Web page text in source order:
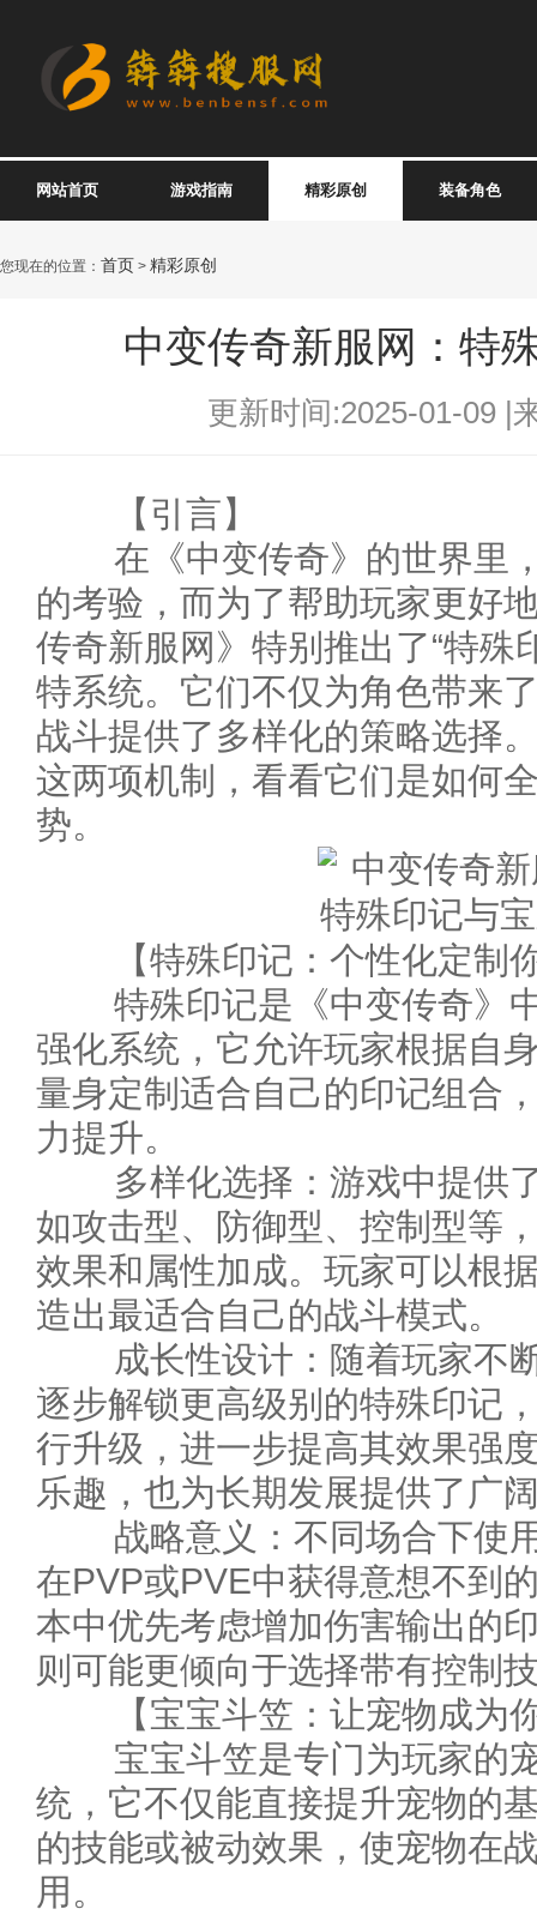
网站首页 游戏指南 精彩原创 装备角色
您现在的位置： 首页 > 精彩原创
中变传奇新服网：特
更新时间:2025-01-09 |
【引言】
在《中变传奇》的世界里
的考验，而为了帮助玩家更好
传奇新服网》特别推出了“特殊
特系统。它们不仅为角色带来
战斗提供了多样化的策略选择
这两项机制，看看它们是如何
势。
【特殊印记：个性化定制
特殊印记是《中变传奇》
强化系统，它允许玩家根据自
量身定制适合自己的印记组合
力提升。
多样化选择：游戏中提供
如攻击型、防御型、控制型等
效果和属性加成。玩家可以根
造出最适合自己的战斗模式。
成长性设计：随着玩家不
逐步解锁更高级别的特殊印记
行升级，进一步提高其效果强
乐趣，也为长期发展提供了广
战略意义：不同场合下使
在PVP或PVE中获得意想不到
本中优先考虑增加伤害输出的
则可能更倾向于选择带有控制
【宝宝斗笠：让宠物成为
宝宝斗笠是专门为玩家的
统，它不仅能直接提升宠物的
的技能或被动效果，使宠物在
用。